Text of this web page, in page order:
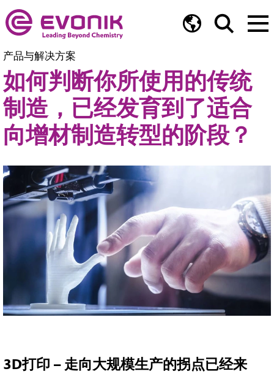
产品与解决方案
如何判断你所使用的传统
制造，已经发育到了适合
向增材制造转型的阶段？
3D打印 – 走向大规模生产的拐点已经来